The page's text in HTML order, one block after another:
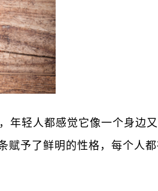
轻人都感觉它像一个身边又
赋予了鲜明的性格，每个人